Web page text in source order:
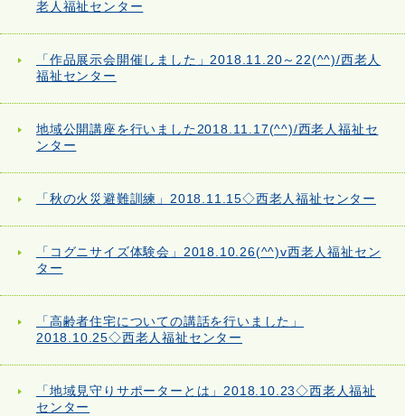
老人福祉センター
「作品展示会開催しました」2018.11.20～22(^^)/西老人
福祉センター
地域公開講座を行いました2018.11.17(^^)/西老人福祉セ
ンター
「秋の火災避難訓練」2018.11.15◇西老人福祉センター
「コグニサイズ体験会」2018.10.26(^^)v西老人福祉セン
ター
「高齢者住宅についての講話を行いました」
2018.10.25◇西老人福祉センター
「地域見守りサポーターとは」2018.10.23◇西老人福祉
センター